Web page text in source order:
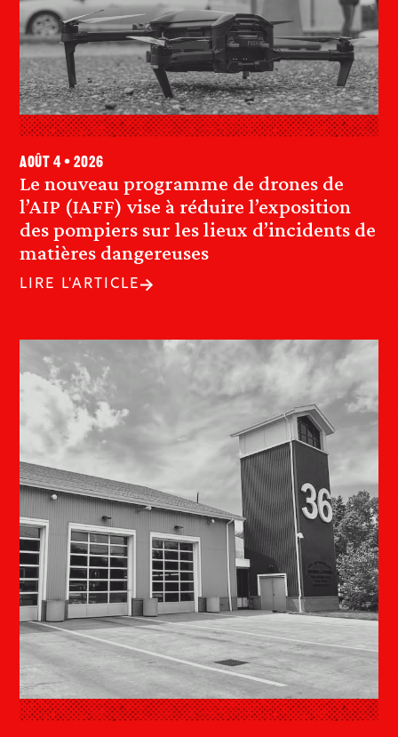
Le nouveau programme de drones de
l’AIP (IAFF) vise à réduire l’exposition
des pompiers sur les lieux d’incidents de
matières dangereuses
août 4 • 2026
LIRE L'ARTICLE